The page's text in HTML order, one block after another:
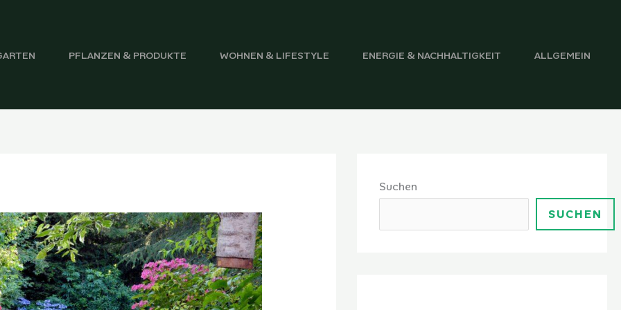
PFLANZEN & PRODUKTE WOHNEN & LIFESTYLE ENERGIE & NACHHALTIGKEIT ALLGEMEIN
Suchen
SUCHEN